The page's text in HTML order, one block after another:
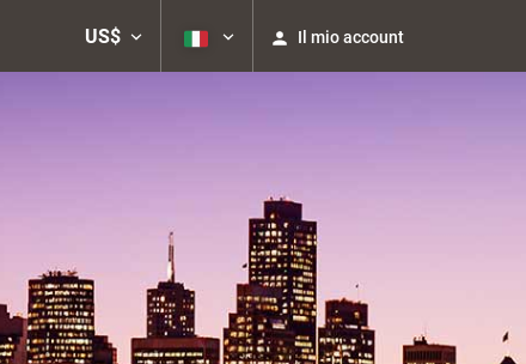
US$ Il mio account